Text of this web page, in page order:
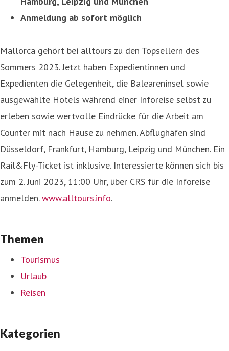
Anmeldung ab sofort möglich
Mallorca gehört bei alltours zu den Topsellern des
Sommers 2023. Jetzt haben Expedientinnen und
Expedienten die Gelegenheit, die Baleareninsel sowie
ausgewählte Hotels während einer Inforeise selbst zu
erleben sowie wertvolle Eindrücke für die Arbeit am
Counter mit nach Hause zu nehmen. Abflughäfen sind
Düsseldorf, Frankfurt, Hamburg, Leipzig und München. Ein
Rail&Fly-Ticket ist inklusive. Interessierte können sich bis
zum 2. Juni 2023, 11:00 Uhr, über CRS für die Inforeise
anmelden.www.alltours.info.
Themen
Tourismus
Urlaub
Reisen
Kategorien